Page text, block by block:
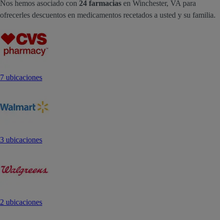
Nos hemos asociado con 24 farmacias en Winchester, VA para
ofrecerles descuentos en medicamentos recetados a usted y su familia.
7 ubicaciones
3 ubicaciones
2 ubicaciones